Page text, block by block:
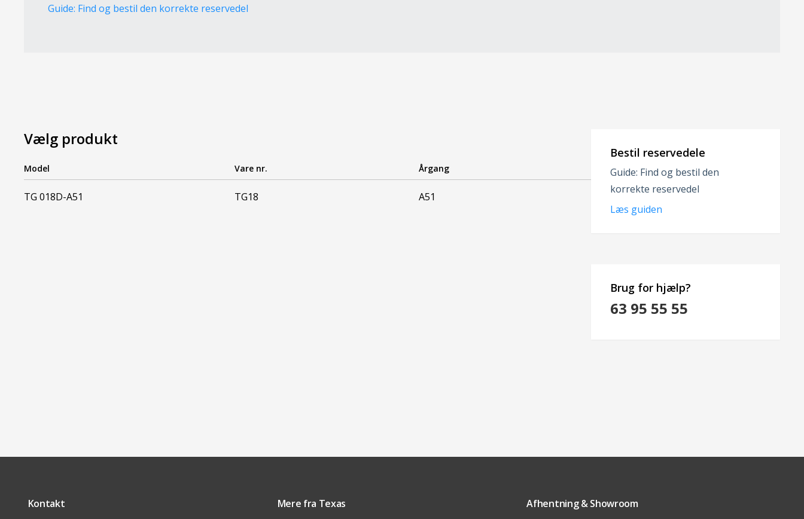
Guide: Find og bestil den korrekte reservedel
Vælg produkt
Model
TG 018D-A51
Vare nr.
TG18
Årgang
A51
Bestil reservedele
Guide: Find og bestil den
korrekte reservedel
Læs guiden
Brug for hjælp?
63 95 55 55
Kontakt Mere fra Texas Afhentning & Showroom